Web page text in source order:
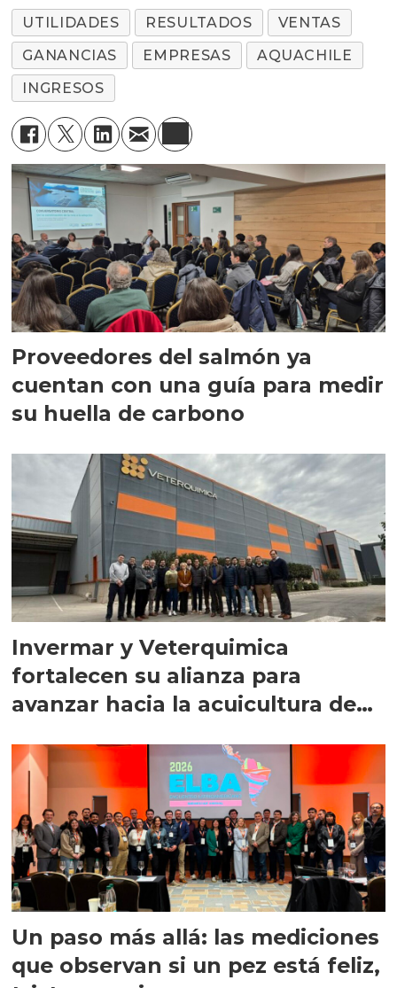
UTILIDADES RESULTADOS
VENTAS
GANANCIAS
EMPRESAS
AQUACHILE
INGRESOS
Proveedores del salmón ya
cuentan con una guía para medir
su huella de carbono
Invermar y Veterquimica
fortalecen su alianza para
avanzar hacia la acuicultura de
Un paso más allá: las mediciones
que observan si un pez está feliz,